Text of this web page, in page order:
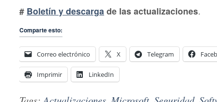
# Boletín y descarga de las actualizaciones.
Comparte esto:
Correo electrónico X Telegram
Imprimir LinkedIn